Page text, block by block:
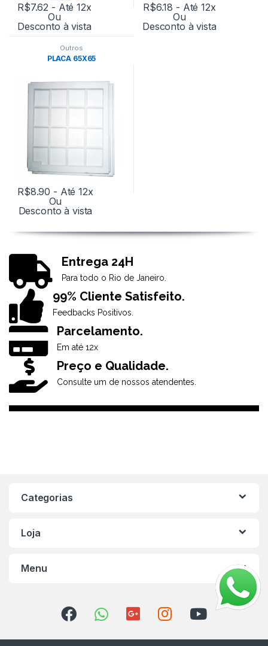
R$7.62 - Até 12x
Ou
Desconto à vista
R$6.18 - Até 12x
Ou
Desconto à vista
Outros
PLACA 65X65
R$8.90 - Até 12x
Ou
Desconto à vista
Entrega 24H
Para todo o Rio de Janeiro.
99% Cliente Satisfeito.
Feedbacks Positivos.
Parcelamento.
Em até 12x
Preço e Qualidade.
Consulte um de nossos atendentes.
Categorias
Loja
Menu